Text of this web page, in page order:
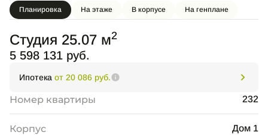
Планировка На этаже В корпусе На генплане
Студия 25.07 м2
5 598 131 руб.
Ипотека от 20 086 руб.
Номер квартиры 232
Корпус Дом 1